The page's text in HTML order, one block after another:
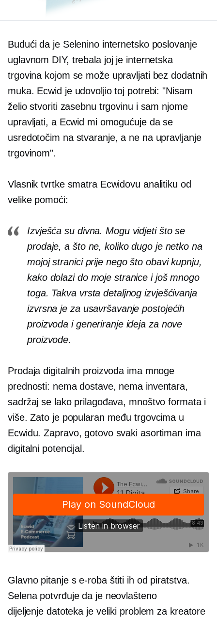
Budući da je Selenino internetsko poslovanje
uglavnom DIY, trebala joj je internetska
trgovina kojom se može upravljati bez dodatnih
muka. Ecwid je udovoljio toj potrebi: "Nisam
želio stvoriti zasebnu trgovinu i sam njome
upravljati, a Ecwid mi omogućuje da se
usredotočim na stvaranje, a ne na upravljanje
trgovinom".
Vlasnik tvrtke smatra Ecwidovu analitiku od
velike pomoći:
Izvješća su divna. Mogu vidjeti što se
prodaje, a što ne, koliko dugo je netko na
mojoj stranici prije nego što obavi kupnju,
kako dolazi do moje stranice i još mnogo
toga. Takva vrsta detaljnog izvješćivanja
izvrsna je za usavršavanje postojećih
proizvoda i generiranje ideja za nove
proizvode.
Prodaja digitalnih proizvoda ima mnoge
prednosti: nema dostave, nema inventara,
sadržaj se lako prilagođava, mnoštvo formata i
više. Zato je popularan među trgovcima u
Ecwidu. Zapravo, gotovo svaki asortiman ima
digitalni potencijal.
Glavno pitanje se-robaštiti ih od piratstva.
Selena potvrđuje da je neovlašteno
dijeljenje datoteka je veliki problem za kreatore